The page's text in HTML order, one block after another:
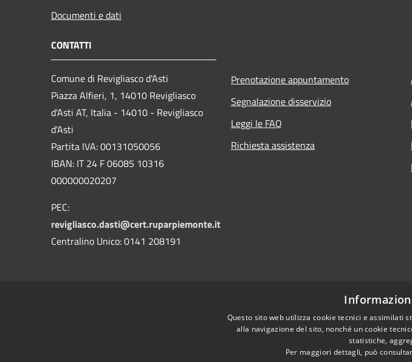
Documenti e dati
CONTATTI
Comune di Revigliasco d'Asti
Piazza Alfieri, 1, 14010 Revigliasco
d'Asti AT, Italia - 14010 - Revigliasco
d'Asti
Partita IVA: 00131050056
IBAN: IT 24 F 06085 10316
000000020207
PEC:
revigliasco.dasti@cert.ruparpiemonte.it
Centralino Unico: 0141 208191
Prenotazione appuntamento
Segnalazione disservizio
Leggi le FAQ
Richiesta assistenza
Mappa del sito
Questo sito web utilizza cookie tecnici e assimilati
alla navigazione del sito, nonché un cookie
statistiche,
Per maggiori dettagli, può